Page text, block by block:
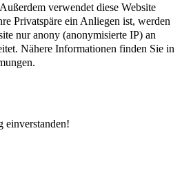
verwendet diese Website
Privatspäre ein Anliegen ist, werden
nur anony (anonymisierte IP) an
Nähere Informationen finden Sie in
einverstanden!